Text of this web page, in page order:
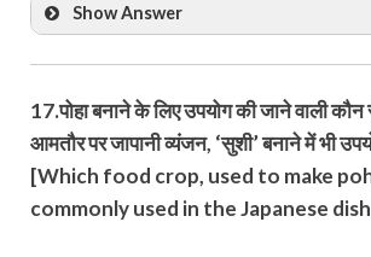
Show Answer
17.पोहा बनाने के लिए उपयोग की जाने वाली
आमतौर पर जापानी व्यंजन, ‘सुशी’ बनाने में भी
[Which food crop, used to make
commonly used in the Japanese dish